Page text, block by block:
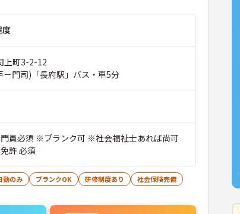
度
上町3-2-12
－門司)「長府駅」バス・車5分
員必須 ※ブランク可 ※社会福祉士あれば尚可
許 必須
勤のみ ブランクOK 研修制度あり
社会保険完備